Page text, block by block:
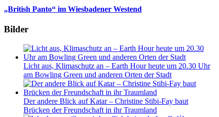
„British Panto“ im Wiesbadener Westend
Bilder
Licht aus, Klimaschutz an – Earth Hour heute um 20.30 Uhr
am Bowling Green und anderen Orten der Stadt
Der andere Blick auf Katar – Christine Stibi-Fay baut
Brücken der Freundschaft in ihr Traumland